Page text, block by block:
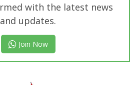
with the latest news
and updates.
Join Now